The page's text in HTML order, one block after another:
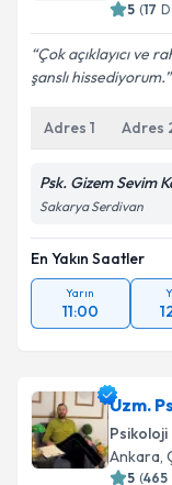
5 (17
Çok açıklayıcı ve
şanslı hissediyorum.
Adres 1 Adres
Psk. Gizem Sevim
Sakarya Serdivan
En Yakın Saatler
Yarın
11:00
Uzm.
Psikoloji
Ankara,
5 (465